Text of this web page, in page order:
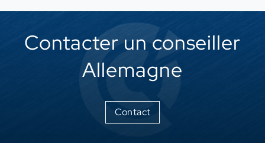
Contacter un conseiller
Allemagne
Contact